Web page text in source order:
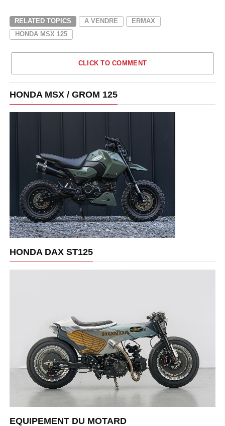
RELATED TOPICS A VENDRE
ERMAX
HONDA MSX 125
CLICK TO COMMENT
HONDA MSX / GROM 125
HONDA DAX ST125
EQUIPEMENT DU MOTARD